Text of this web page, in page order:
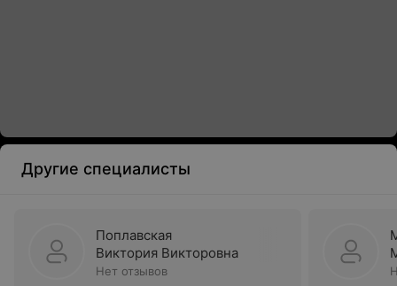
Другие специалисты
Поплавская
Виктория Викторовна
Нет отзывов